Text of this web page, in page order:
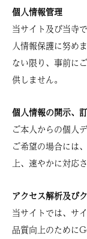
個人情報管理
当サイト及び当寺
人情報保護に努め
ない限り、事前に
供しません。
個人情報の開示、
ご本人からの個人
ご希望の場合には
上、速やかに対応
アクセス解析及び
当サイトでは、サ
品質向上のために